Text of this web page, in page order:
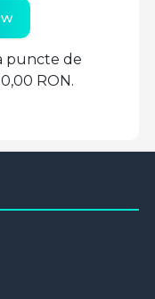
puncte de
RON.